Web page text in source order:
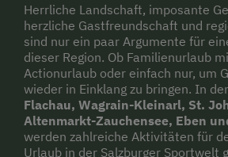
Herrliche Landschaft, imposante
herzliche Gastfreundschaft und
sind nur ein paar Argumente für
dieser Region. Ob Familienurlaub
Actionurlaub oder einfach nur, um
wieder in Einklang zu bringen. In
Flachau, Wagrain-Kleinarl, St.
Altenmarkt-Zauchensee, Eben
werden zahlreiche Aktivitäten für
Urlaub in der Salzburger Sportwelt